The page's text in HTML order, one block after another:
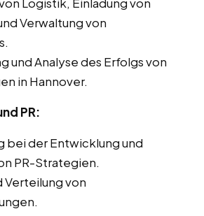
Verwaltung von
und Analyse des Erfolgs von
in Hannover.
PR:
bei der Entwicklung und
PR-Strategien.
Verteilung von